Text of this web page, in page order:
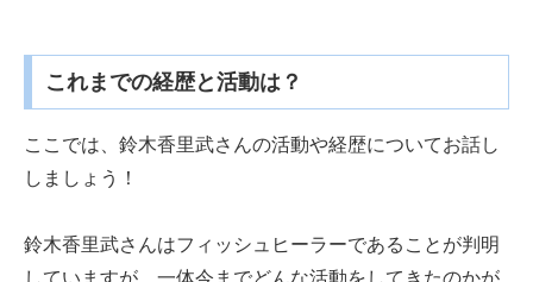
これまでの経歴と活動は？
ここでは、鈴木香里武さんの活動や経歴についてお話し
しましょう！
鈴木香里武さんはフィッシュヒーラーであることが判明